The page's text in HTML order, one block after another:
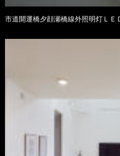
市道開運橋夕顔瀬橋線外照明灯ＬＥ